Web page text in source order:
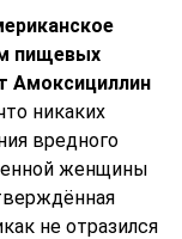
пищевых
Амоксициллин
никаких
вредного
женщины
не отразился